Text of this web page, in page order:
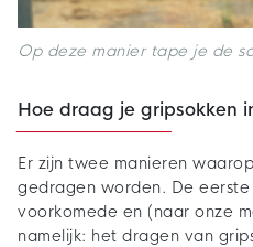
Op deze manier tape je de
Hoe draag je gripsokken
Er zijn twee manieren
gedragen worden. De eerste
voorkomede en (naar onze
namelijk: het dragen van